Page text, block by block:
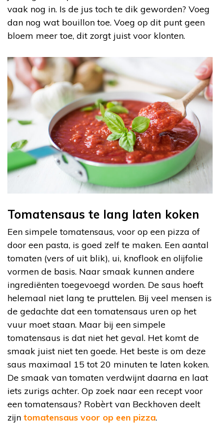
vaak nog in. Is de jus toch te dik geworden? Voeg
dan nog wat bouillon toe. Voeg op dit punt geen
bloem meer toe, dit zorgt juist voor klonten.
Tomatensaus te lang laten koken
Een simpele tomatensaus, voor op een pizza of
door een pasta, is goed zelf te maken. Een aantal
tomaten (vers of uit blik), ui, knoflook en olijfolie
vormen de basis. Naar smaak kunnen andere
ingrediënten toegevoegd worden. De saus hoeft
helemaal niet lang te pruttelen. Bij veel mensen is
de gedachte dat een tomatensaus uren op het
vuur moet staan. Maar bij een simpele
tomatensaus is dat niet het geval. Het komt de
smaak juist niet ten goede. Het beste is om deze
saus maximaal 15 tot 20 minuten te laten koken.
De smaak van tomaten verdwijnt daarna en laat
iets zurigs achter. Op zoek naar een recept voor
een tomatensaus? Robèrt van Beckhoven deelt
zijn tomatensaus voor op een pizza.